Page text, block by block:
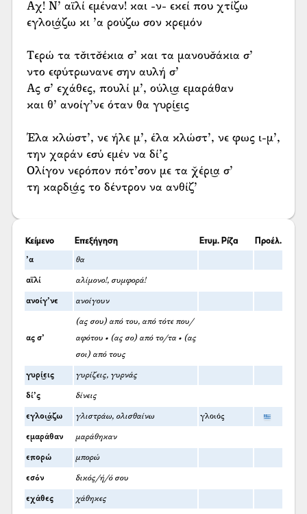
Αχ! Ν’ αϊλί εμέναν! και -ν- εκεί που χτίζω
εγλοι͜άζω κι ’α ρούζω σον κρεμόν
Τερώ τα τσ̌ιτσ̌έκια σ’ και τα μανουσ̌άκια σ’
ντο εφύτρωνανε σην αυλή σ’
Ας σ’ εχάθες, πουλί μ’, ούλι͜α εμαράθαν
και θ’ ανοίγ’νε όταν θα γυρί͜εις
Έλα κλώστ’, νε ήλε μ’, έλα κλώστ’, νε φως ι-μ’,
την χαράν εσύ εμέν να δί’ς
Ολίγον νερόπον πότ’σον με τα χ̌έρι͜α σ’
τη καρδι͜άς το δέντρον να ανθίζ’
Κείμενο Επεξήγηση Ετυμ. Ρίζα Προέλ.
’α θα
αϊλί αλίμονο!, συμφορά!
ανοίγ’νε ανοίγουν
ας σ’
(ας σου) από του, από τότε που/
αφότου • (ας σο) από το/τα • (ας
σοι) από τους
γυρί͜εις γυρίζεις, γυρνάς
δί’ς δίνεις
εγλοι͜άζω γλιστράω, ολισθαίνω γλοιός
εμαράθαν μαράθηκαν
επορώ μπορώ
εσόν δικός/ή/ό σου
εχάθες χάθηκες